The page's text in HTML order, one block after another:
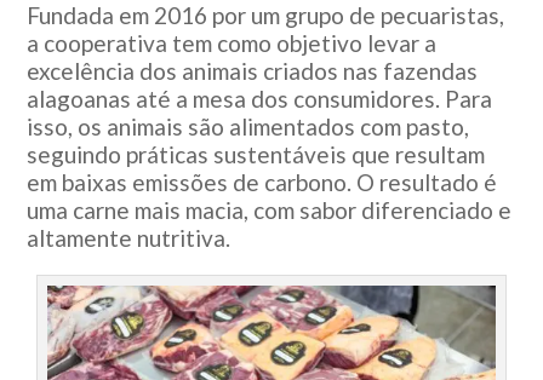
Fundada em 2016 por um grupo de pecuaristas,
a cooperativa tem como objetivo levar a
excelência dos animais criados nas fazendas
alagoanas até a mesa dos consumidores. Para
isso, os animais são alimentados com pasto,
seguindo práticas sustentáveis que resultam
em baixas emissões de carbono. O resultado é
uma carne mais macia, com sabor diferenciado e
altamente nutritiva.